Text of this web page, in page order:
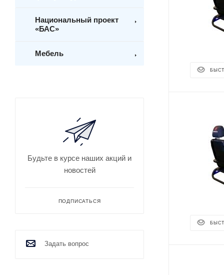
Национальный проект
«БАС»
Мебель
Будьте в курсе наших акций и
новостей
ПОДПИСАТЬСЯ
Задать вопрос